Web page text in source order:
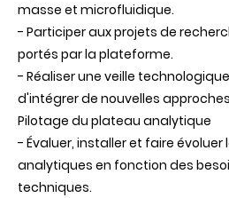
masse et microfluidique.
- Participer aux projets de
portés par la plateforme.
- Réaliser une veille
d'intégrer de nouvelles
Pilotage du plateau analytique
- Évaluer, installer et faire
analytiques en fonction des
techniques.